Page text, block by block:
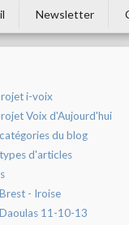
Newsletter
i-voix
Voix d'Aujourd'hui
du blog
d'articles
- Iroise
11-10-13